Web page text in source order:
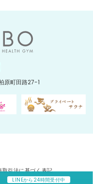
原町田路27-1
LINEから24時間受付中
取引法に基づく表記